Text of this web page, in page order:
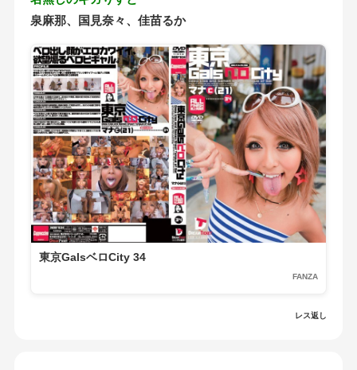
泉麻那、国見奈々、佳苗るか
東京GalsベロCity 34
FANZA
レス返し